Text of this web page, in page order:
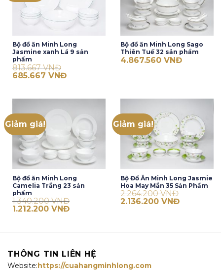
Bộ đồ ăn Minh Long
Jasmine xanh Lá 9 sản
phẩm
813.667VNĐ
Giá
gốc
685.667 VNĐGiá
hiện
685.667 VNĐ.
Bộ đồ ăn Minh Long Sago
Thiên Tuế 32 sản phẩm
4.867.560 VNĐ
Giảm giá!
Bộ đồ ăn Minh Long
Camelia Trắng 23 sản
phẩm
1.340.200VNĐ
Giá
gốc
1.212.200 VNĐGiá
Giảm giá!
Bộ Đồ Ăn Minh Long Jasmie
Hoa May Mắn 35 Sản Phẩm
2.264.200VNĐ
Giá
gốc
2.136.200 VNĐGiá
THÔNG TIN LIÊN HỆ
Website:https://cuahangminhlong.com